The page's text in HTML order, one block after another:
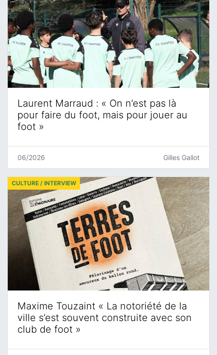
Laurent Marraud : « On n’est pas là
pour faire du foot, mais pour jouer au
foot »
06/2026 Gilles Gallot
Maxime Touzaint « La notoriété de la
ville s’est souvent construite avec son
club de foot »
CULTURE / INTERVIEW